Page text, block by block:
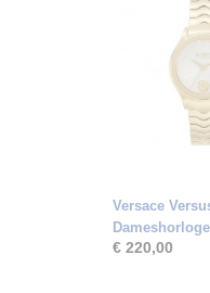
Versace
€ 220,00